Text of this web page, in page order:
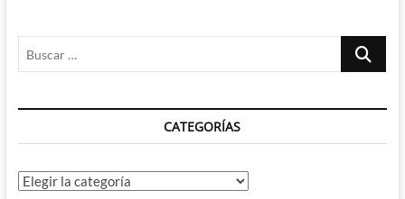
en
infectó
con
virus
de
Buscar
CATEGORÍAS
Categorías